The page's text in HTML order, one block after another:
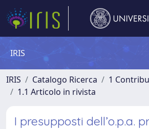
IRIS
IRIS Catalogo Ricerca
1
1.1 Articolo in rivista
I presupposti dell’o.p.a.